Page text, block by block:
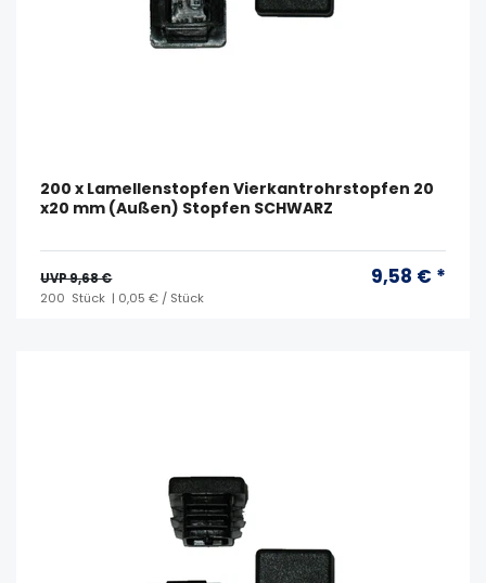
200 x Lamellenstopfen Vierkantrohrstopfen 20
x20 mm (Außen) Stopfen SCHWARZ
UVP 9,68 € 9,58 € *
200 Stück | 0,05 € / Stück